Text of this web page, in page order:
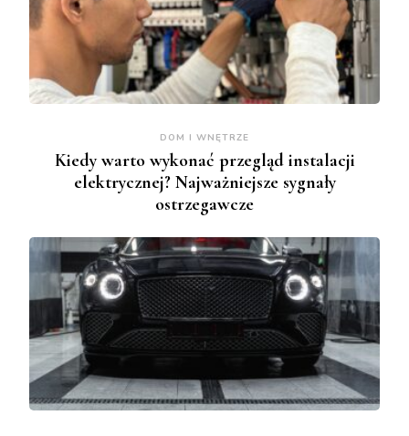
DOM I WNĘTRZE
Kiedy warto wykonać przegląd instalacji
elektrycznej? Najważniejsze sygnały
ostrzegawcze